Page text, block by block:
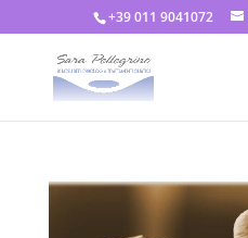
+39 011 9041072